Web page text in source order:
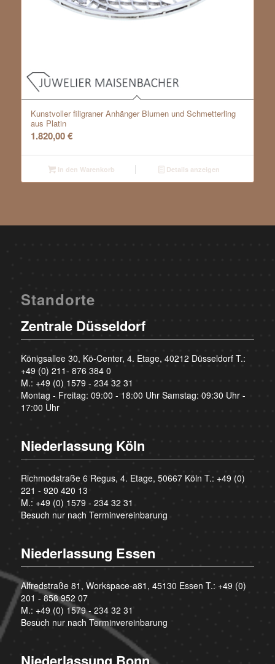
Kunstvoller filigraner Anhänger Blumen und Schmetterling
aus Platin
1.820,00€
In den Warenkorb Details anzeigen
Standorte
Zentrale Düsseldorf
Königsallee 30, Kö-Center, 4. Etage, 40212 Düsseldorf T.:
+49 (0) 211- 876 384 0
M.: +49 (0) 1579 - 234 32 31
Montag - Freitag: 09:00 - 18:00 Uhr Samstag: 09:30 Uhr -
17:00 Uhr
Niederlassung Köln
Richmodstraße 6 Regus, 4. Etage, 50667 Köln T.: +49 (0)
221 - 920 420 13
M.: +49 (0) 1579 - 234 32 31
Besuch nur nach Terminvereinbarung
Niederlassung Essen
Alfredstraße 81, Workspace-a81, 45130 Essen T.: +49 (0)
201 - 858 952 07
M.: +49 (0) 1579 - 234 32 31
Besuch nur nach Terminvereinbarung